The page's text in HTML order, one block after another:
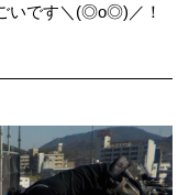
いです＼(◎o◎)／！